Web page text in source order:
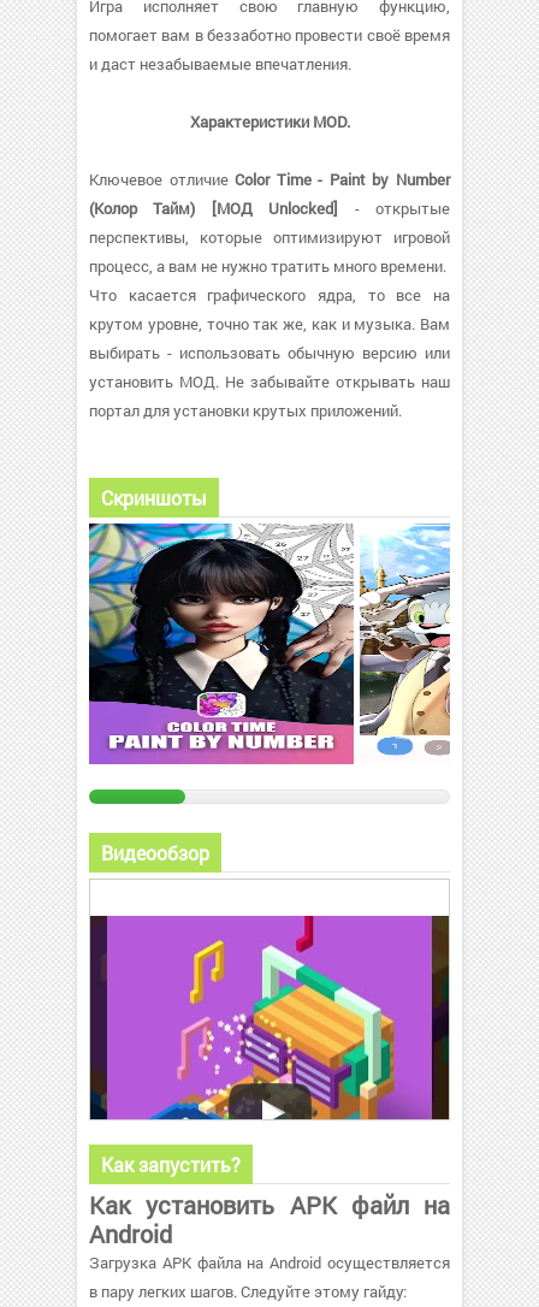
Игра исполняет свою главную функцию,
помогает вам в беззаботно провести своё время
и даст незабываемые впечатления.
Характеристики MOD.
Ключевое отличиеColor Time - Paint by Number
(Колор Тайм) [МОД Unlocked] - открытые
перспективы, которые оптимизируют игровой
процесс, а вам не нужно тратить много времени.
Что касается графического ядра, то все на
крутом уровне, точно так же, как и музыка. Вам
выбирать - использовать обычную версию или
установить МОД. Не забывайте открывать наш
портал для установки крутых приложений.
Скриншоты
Видеообзор
Как запустить?
Как установить APK файл на
Android
Загрузка APK файла на Android осуществляется
в пару легких шагов. Следуйте этому гайду: